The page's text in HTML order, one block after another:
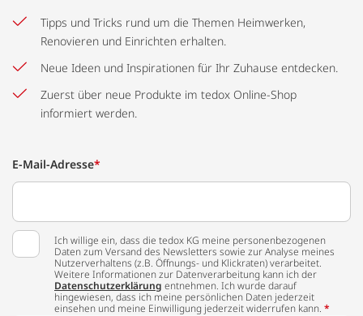
Tipps und Tricks rund um die Themen Heimwerken,
Renovieren und Einrichten erhalten.
Neue Ideen und Inspirationen für Ihr Zuhause entdecken.
Zuerst über neue Produkte im tedox Online-Shop
informiert werden.
E-Mail-Adresse*
Ich willige ein, dass die tedox KG meine personenbezogenen
Daten zum Versand des Newsletters sowie zur Analyse meines
Nutzerverhaltens (z.B. Öffnungs- und Klickraten) verarbeitet.
Weitere Informationen zur Datenverarbeitung kann ich der
Datenschutzerklärung entnehmen. Ich wurde darauf
hingewiesen, dass ich meine persönlichen Daten jederzeit
einsehen und meine Einwilligung jederzeit widerrufen kann. *